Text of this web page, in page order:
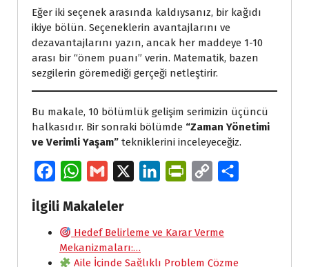
Eğer iki seçenek arasında kaldıysanız, bir kağıdı
ikiye bölün. Seçeneklerin avantajlarını ve
dezavantajlarını yazın, ancak her maddeye 1-10
arası bir “önem puanı” verin. Matematik, bazen
sezgilerin göremediği gerçeği netleştirir.
Bu makale, 10 bölümlük gelişim serimizin üçüncü
halkasıdır. Bir sonraki bölümde “Zaman Yönetimi
ve Verimli Yaşam” tekniklerini inceleyeceğiz.
c
e
b
W
a
t
s
a
i
l
k
n
y
İlgili Makaleler
Hedef Belirleme ve Karar Verme
Mekanizmaları:…
Aile İçinde Sağlıklı Problem Çözme